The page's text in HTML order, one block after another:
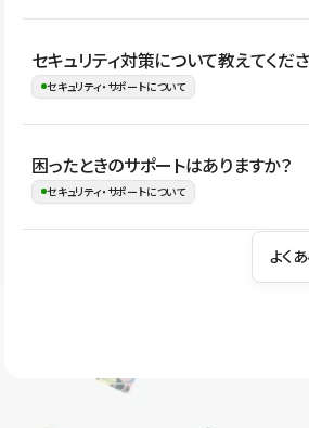
はい。CMSやコンポーネントを活用して更
ことで、デザインを崩しにくい状態で運用
ながらレイアウトに影響を与えずに更新作
す。
セキュリティ対策について教えてくださ
セキュリティ・サポートについて
Studioでは、公開サイトやサービスを安全
の暗号化、データ保護、アクセス管理、脆
はSSL/TLSによる通信暗号化に対応してお
困ったときのサポートはありますか？
セキュリティ・サポートについて
操作方法や機能については、ヘルプセンタ
ユーザー同士で質問・相談できるコミュニ
よく